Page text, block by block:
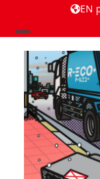
EN
Open
mobile
menu
Close
mobile
menu